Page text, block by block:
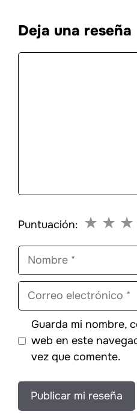
Deja una reseña
Comentario
Puntuación: ★
★
★
Nombre
Correo
electrónico
Guarda mi nombre,
web en este
vez que comente.